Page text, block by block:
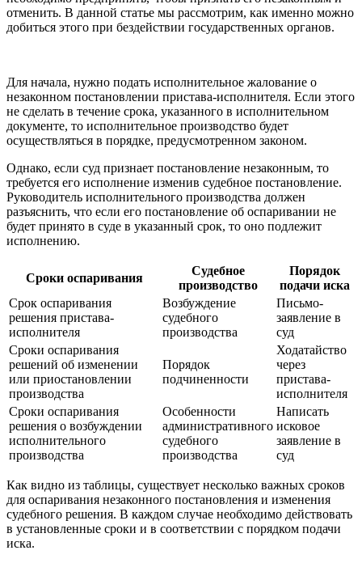
отменить. В данной статье мы рассмотрим, как именно можно
добиться этого при бездействии государственных органов.
Для начала, нужно подать исполнительное жалование о
незаконном постановлении пристава-исполнителя. Если этого
не сделать в течение срока, указанного в исполнительном
документе, то исполнительное производство будет
осуществляться в порядке, предусмотренном законом.
Однако, если суд признает постановление незаконным, то
требуется его исполнение изменив судебное постановление.
Руководитель исполнительного производства должен
разъяснить, что если его постановление об оспаривании не
будет принято в суде в указанный срок, то оно подлежит
исполнению.
Сроки оспаривания
Судебное
производство
Порядок
подачи иска
Срок оспаривания
решения пристава-
исполнителя
Возбуждение
судебного
производства
Письмо-
заявление в
суд
Сроки оспаривания
решений об изменении
или приостановлении
производства
Порядок
подчиненности
Ходатайство
через
пристава-
исполнителя
Сроки оспаривания
решения о возбуждении
исполнительного
производства
Особенности
административного
судебного
производства
Написать
исковое
заявление в
суд
Как видно из таблицы, существует несколько важных сроков
для оспаривания незаконного постановления и изменения
судебного решения. В каждом случае необходимо действовать
в установленные сроки и в соответствии с порядком подачи
иска.